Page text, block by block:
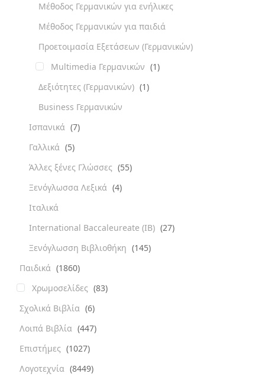
Μέθοδος Γερμανικών για ενήλικες
Μέθοδος Γερμανικών για παιδιά
Προετοιμασία Εξετάσεων (Γερμανικών)
Multimedia Γερμανικών (1)
Δεξιότητες (Γερμανικών) (1)
Business Γερμανικών
Ισπανικά (7)
Γαλλικά (5)
Άλλες ξένες Γλώσσες (55)
Ξενόγλωσσα Λεξικά (4)
Ιταλικά
International Baccaleureate (IB) (27)
Ξενόγλωσση Βιβλιοθήκη (145)
Παιδικά (1860)
Χρωμοσελίδες (83)
Σχολικά Βιβλία (6)
Λοιπά Βιβλία (447)
Επιστήμες (1027)
Λογοτεχνία (8449)